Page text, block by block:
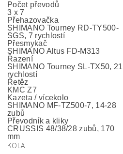
Počet převodů
3 x 7
Přehazovačka
SHIMANO Tourney RD-TY500-
SGS, 7 rychlostí
Přesmykač
SHIMANO Altus FD-M313
Řazení
SHIMANO Tourney SL-TX50, 21
rychlostí
Řetěz
KMC Z7
Kazeta / vícekolo
SHIMANO MF-TZ500-7, 14-28
zubů
Převodník a kliky
CRUSSIS 48/38/28 zubů, 170
mm
KOLA